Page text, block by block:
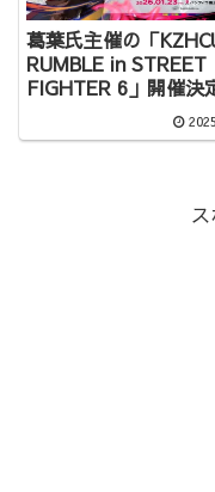
葛葉氏主催の「
RUMBLE in STREET
FIGHTER 6」開催決
決勝はオフライン！